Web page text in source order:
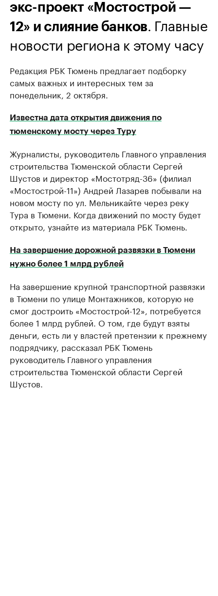
экс-проект «Мостострой —
12» и слияние банков. Главные
новости региона к этому часу
Редакция РБК Тюмень предлагает подборку
самых важных и интересных тем за
понедельник, 2 октября.
Известна дата открытия движения по
тюменскому мосту через Туру
Журналисты, руководитель Главного управления
строительства Тюменской области Сергей
Шустов и директор «Мостотряд-36» (филиал
«Мостострой-11») Андрей Лазарев побывали на
новом мосту по ул. Мельникайте через реку
Тура в Тюмени. Когда движений по мосту будет
открыто, узнайте из материала РБК Тюмень.
На завершение дорожной развязки в Тюмени
нужно более 1 млрд рублей
На завершение крупной транспортной развязки
в Тюмени по улице Монтажников, которую не
смог достроить «Мостострой-12», потребуется
более 1 млрд рублей. О том, где будут взяты
деньги, есть ли у властей претензии к прежнему
подрядчику, рассказал РБК Тюмень
руководитель Главного управления
строительства Тюменской области Сергей
Шустов.